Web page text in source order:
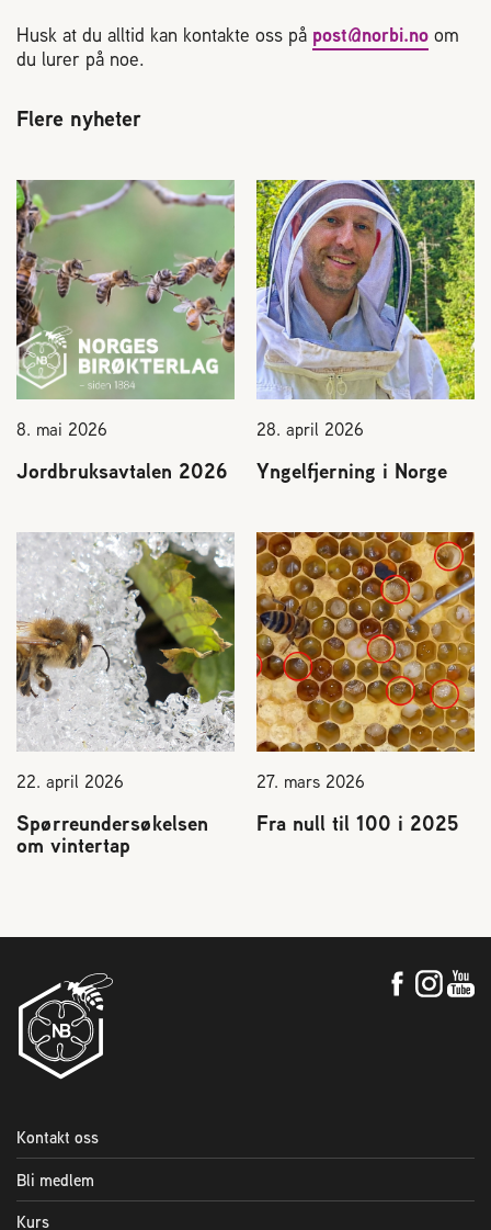
Prosjekter
Dampsagveien 14
2004 Lillestrøm
TEL 63 94 20 80
post@norbi.no
Husk at du alltid kan kontakte oss på post@norbi.no om
du lurer på noe.
Flere nyheter
8. mai 2026
Jordbruksavtalen 2026
28. april 2026
Yngelfjerning i Norge
22. april 2026
Spørreundersøkelsen
om vintertap
27. mars 2026
Fra null til 100 i 2025
Kontakt oss
Bli medlem
Kurs